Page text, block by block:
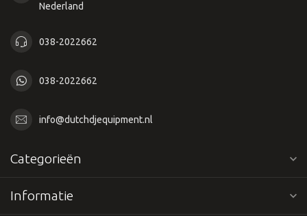
Nederland
038-2022662
038-2022662
info@dutchdjequipment.nl
Categorieën
Informatie